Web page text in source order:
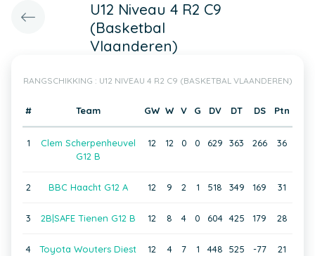
U12 Niveau 4 R2 C9
(Basketbal
Vlaanderen)
RANGSCHIKKING : U12 NIVEAU 4 R2 C9 (BASKETBAL VLAANDEREN)
# Team GW W V G DV DT DS Ptn
1
Clem Scherpenheuvel
G12 B
12 12 0 0 629 363 266 36
2 BBC Haacht G12 A 12 9 2 1 518 349 169 31
3 2B|SAFE Tienen G12 B 12 8 4 0 604 425 179 28
4
Toyota Wouters Diest
12 4 7 1 448 525 -77 21